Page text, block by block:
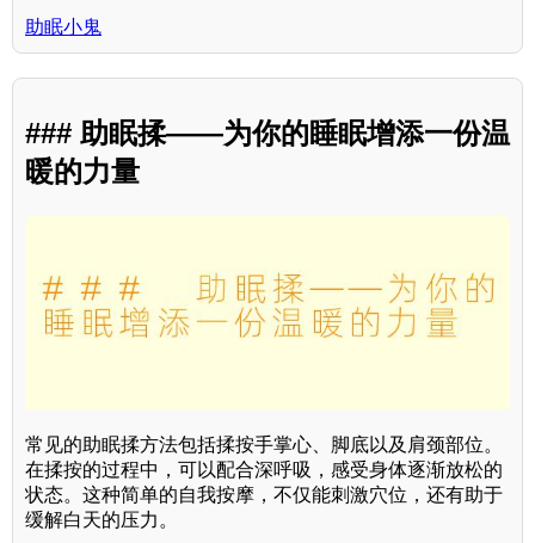
助眠小鬼
### 助眠揉——为你的睡眠增添一份温
暖的力量
常见的助眠揉方法包括揉按手掌心、脚底以及肩颈部位。
在揉按的过程中，可以配合深呼吸，感受身体逐渐放松的
状态。这种简单的自我按摩，不仅能刺激穴位，还有助于
缓解白天的压力。